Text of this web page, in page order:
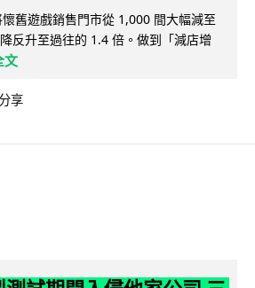
舊遊戲銷售門市從 1,000 間大幅減至
反升至過往的 1.4 倍。做到「減店增
文
享